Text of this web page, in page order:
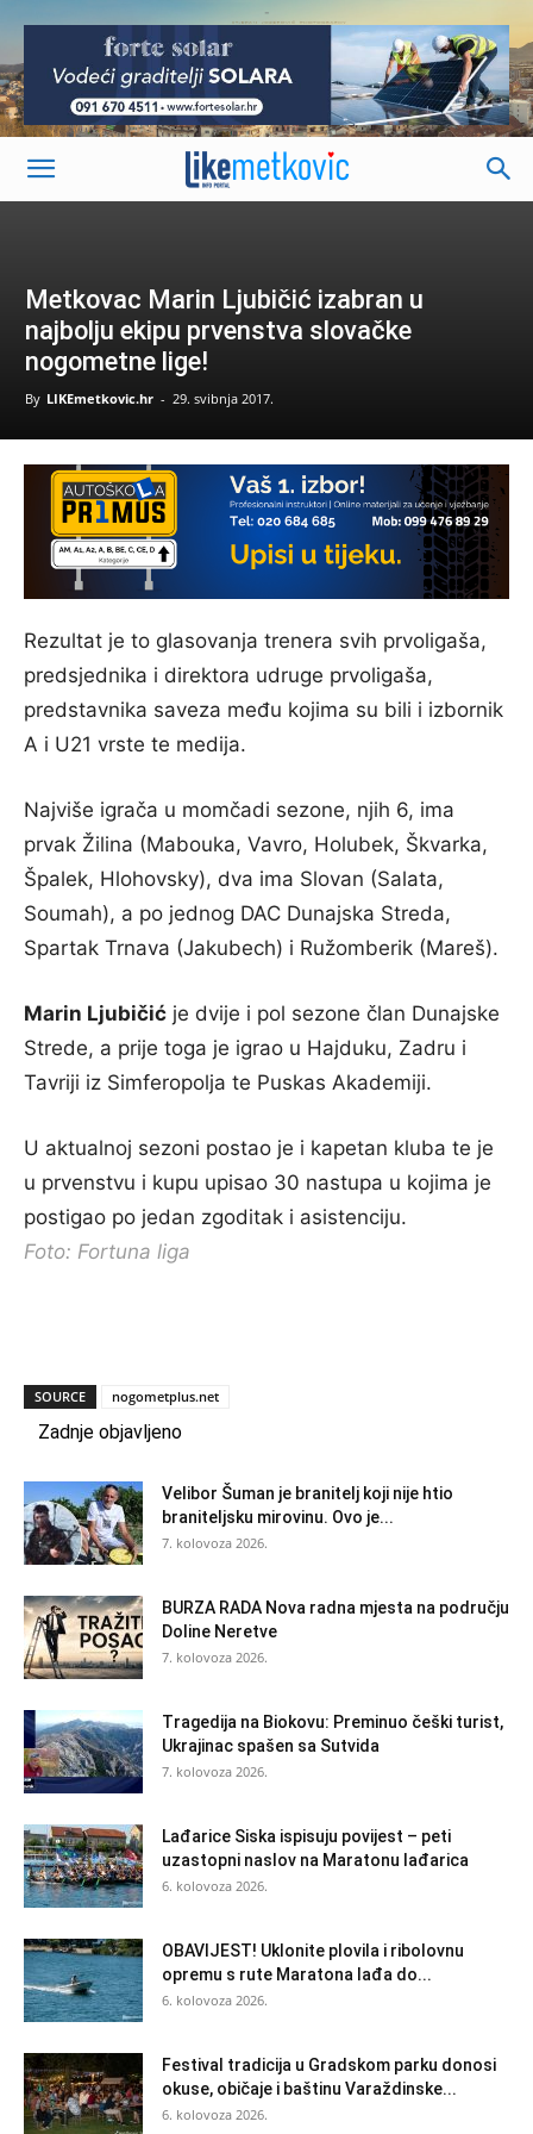
-
Metkovac Marin Ljubičić izabran u
najbolju ekipu prvenstva slovačke
nogometne lige!
By LIKEmetkovic.hr - 29. svibnja 2017.
Rezultat je to glasovanja trenera svih prvoligaša,
predsjednika i direktora udruge prvoligaša,
predstavnika saveza među kojima su bili i izbornik
A i U21 vrste te medija.
Najviše igrača u momčadi sezone, njih 6, ima
prvak Žilina (Mabouka, Vavro, Holubek, Škvarka,
Špalek, Hlohovsky), dva ima Slovan (Salata,
Soumah), a po jednog DAC Dunajska Streda,
Spartak Trnava (Jakubech) i Ružomberik (Mareš).
Marin Ljubičić je dvije i pol sezone član Dunajske
Strede, a prije toga je igrao u Hajduku, Zadru i
Tavriji iz Simferopolja te Puskas Akademiji.
U aktualnoj sezoni postao je i kapetan kluba te je
u prvenstvu i kupu upisao 30 nastupa u kojima je
postigao po jedan zgoditak i asistenciju.
Foto: Fortuna liga
SOURCE nogometplus.net
Zadnje objavljeno
Velibor Šuman je branitelj koji nije htio
braniteljsku mirovinu. Ovo je...
7. kolovoza 2026.
BURZA RADA Nova radna mjesta na području
Doline Neretve
7. kolovoza 2026.
Tragedija na Biokovu: Preminuo češki turist,
Ukrajinac spašen sa Sutvida
7. kolovoza 2026.
Lađarice Siska ispisuju povijest – peti
uzastopni naslov na Maratonu lađarica
6. kolovoza 2026.
OBAVIJEST! Uklonite plovila i ribolovnu
opremu s rute Maratona lađa do...
6. kolovoza 2026.
Festival tradicija u Gradskom parku donosi
okuse, običaje i baštinu Varaždinske...
6. kolovoza 2026.